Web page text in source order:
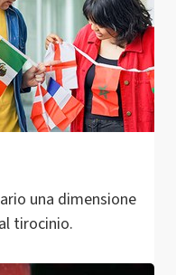
una dimensione
tirocinio.